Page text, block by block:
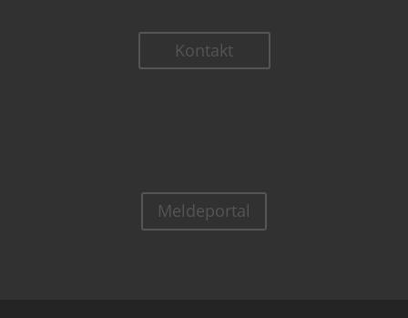
Kontakt
Meldeportal